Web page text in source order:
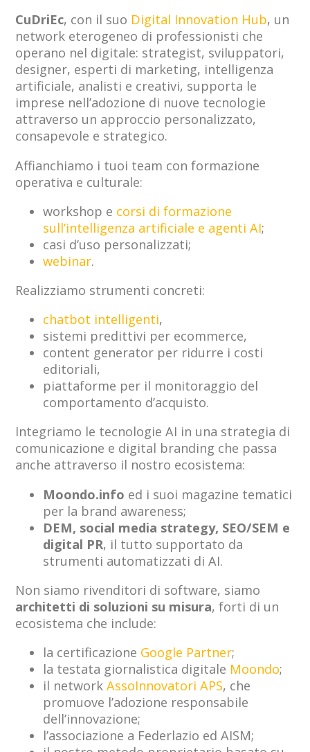
CuDriEc, con il suo Digital Innovation Hub, un
network eterogeneo di professionisti che
operano nel digitale: strategist, sviluppatori,
designer, esperti di marketing, intelligenza
artificiale, analisti e creativi, supporta le
imprese nell’adozione di nuove tecnologie
attraverso un approccio personalizzato,
consapevole e strategico.
Affianchiamo i tuoi team con formazione
operativa e culturale:
workshop e corsi di formazione
sull’intelligenza artificiale e agenti AI;
casi d’uso personalizzati;
webinar.
Realizziamo strumenti concreti:
chatbot intelligenti,
sistemi predittivi per ecommerce,
content generator per ridurre i costi
editoriali,
piattaforme per il monitoraggio del
comportamento d’acquisto.
Integriamo le tecnologie AI in una strategia di
comunicazione e digital branding che passa
anche attraverso il nostro ecosistema:
Moondo.info ed i suoi magazine tematici
per la brand awareness;
DEM, social media strategy, SEO/SEM e
digital PR, il tutto supportato da
strumenti automatizzati di AI.
Non siamo rivenditori di software, siamo
architetti di soluzioni su misura, forti di un
ecosistema che include:
la certificazione Google Partner;
la testata giornalistica digitale Moondo;
il networkAssoInnovatori APS, che
promuove l’adozione responsabile
dell’innovazione;
l’associazione a Federlazio ed AISM;